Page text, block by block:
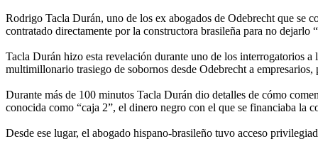
Rodrigo Tacla Durán, uno de los ex abogados de Odebrecht que se
contratado directamente por la constructora brasileña para no dejarlo
Tacla Durán hizo esta revelación durante uno de los interrogatorios
multimillonario trasiego de sobornos desde Odebrecht a
Durante más de 100 minutos Tacla Durán dio detalles de cómo
conocida como “caja 2”, el dinero negro con el que se financiaba la
Desde ese lugar, el abogado hispano-brasileño tuvo acceso